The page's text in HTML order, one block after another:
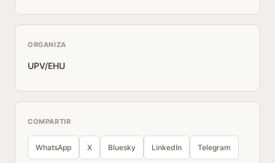
ORGANIZA
UPV/EHU
COMPARTIR
WhatsApp X Bluesky LinkedIn Telegram